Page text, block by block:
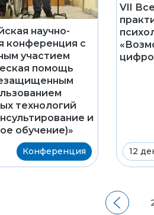
научно-
конференция с
участием
помощь
технологий
и
обучение)»
Конференция
VII
12